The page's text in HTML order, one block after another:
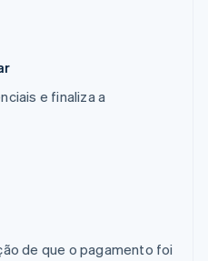
e finaliza a
de que o pagamento foi